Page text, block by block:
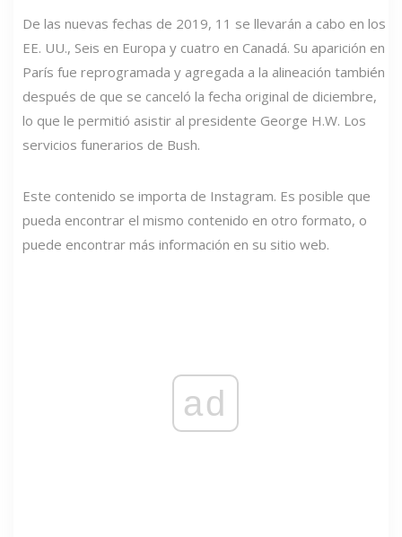
De las nuevas fechas de 2019, 11 se llevarán a cabo en los
EE. UU., Seis en Europa y cuatro en Canadá. Su aparición en
París fue reprogramada y agregada a la alineación también
después de que se canceló la fecha original de diciembre,
lo que le permitió asistir al presidente George H.W. Los
servicios funerarios de Bush.
Este contenido se importa de Instagram. Es posible que
pueda encontrar el mismo contenido en otro formato, o
puede encontrar más información en su sitio web.
ad